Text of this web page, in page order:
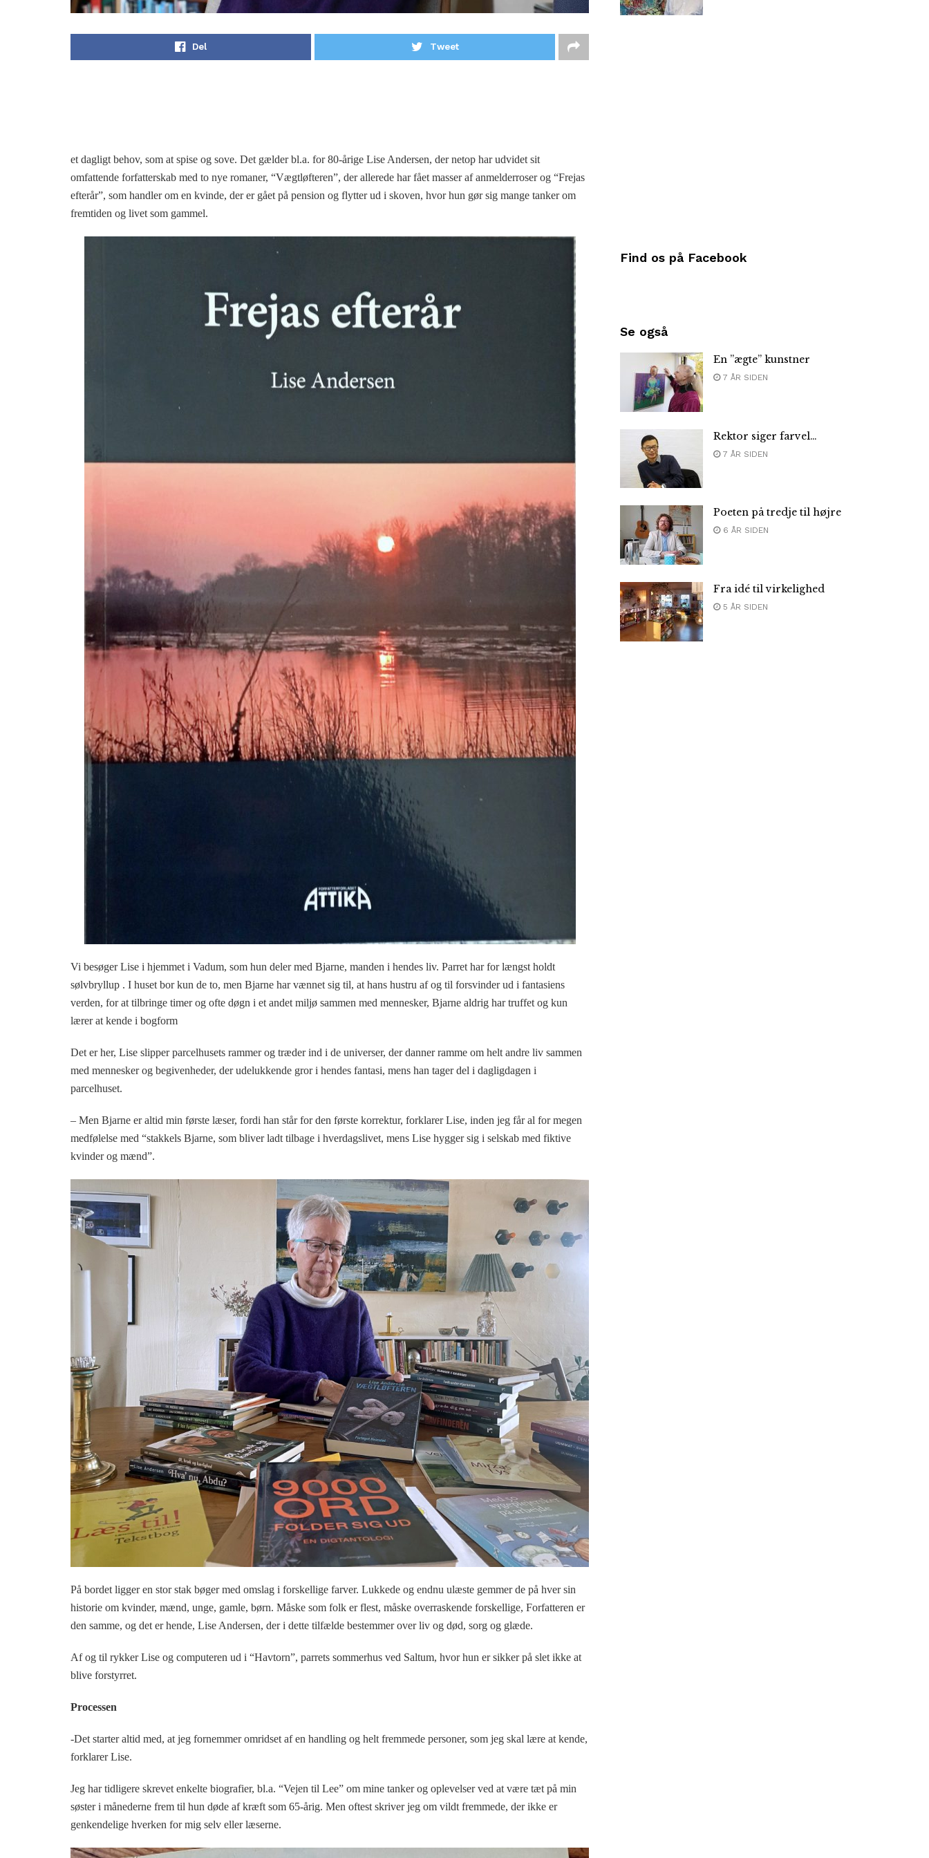
Del Tweet
et dagligt behov, som at spise og sove. Det gælder bl.a. for 80-årige Lise Andersen, der netop har udvidet sit
omfattende forfatterskab med to nye romaner, “Vægtløfteren”, der allerede har fået masser af anmelderroser og “Frejas
efterår”, som handler om en kvinde, der er gået på pension og flytter ud i skoven, hvor hun gør sig mange tanker om
fremtiden og livet som gammel.
Vi besøger Lise i hjemmet i Vadum, som hun deler med Bjarne, manden i hendes liv. Parret har for længst holdt
sølvbryllup . I huset bor kun de to, men Bjarne har vænnet sig til, at hans hustru af og til forsvinder ud i fantasiens
verden, for at tilbringe timer og ofte døgn i et andet miljø sammen med mennesker, Bjarne aldrig har truffet og kun
lærer at kende i bogform
Det er her, Lise slipper parcelhusets rammer og træder ind i de universer, der danner ramme om helt andre liv sammen
med mennesker og begivenheder, der udelukkende gror i hendes fantasi, mens han tager del i dagligdagen i
parcelhuset.
– Men Bjarne er altid min første læser, fordi han står for den første korrektur, forklarer Lise, inden jeg får al for megen
medfølelse med “stakkels Bjarne, som bliver ladt tilbage i hverdagslivet, mens Lise hygger sig i selskab med fiktive
kvinder og mænd”.
På bordet ligger en stor stak bøger med omslag i forskellige farver. Lukkede og endnu ulæste gemmer de på hver sin
historie om kvinder, mænd, unge, gamle, børn. Måske som folk er flest, måske overraskende forskellige, Forfatteren er
den samme, og det er hende, Lise Andersen, der i dette tilfælde bestemmer over liv og død, sorg og glæde.
Af og til rykker Lise og computeren ud i “Havtorn”, parrets sommerhus ved Saltum, hvor hun er sikker på slet ikke at
blive forstyrret.
Processen
-Det starter altid med, at jeg fornemmer omridset af en handling og helt fremmede personer, som jeg skal lære at kende,
forklarer Lise.
Jeg har tidligere skrevet enkelte biografier, bl.a. “Vejen til Lee” om mine tanker og oplevelser ved at være tæt på min
søster i månederne frem til hun døde af kræft som 65-årig. Men oftest skriver jeg om vildt fremmede, der ikke er
genkendelige hverken for mig selv eller læserne.
Find os på Facebook
Se også
En ”ægte” kunstner
7 ÅR SIDEN
Rektor siger farvel…
7 ÅR SIDEN
Poeten på tredje til højre
6 ÅR SIDEN
Fra idé til virkelighed
5 ÅR SIDEN